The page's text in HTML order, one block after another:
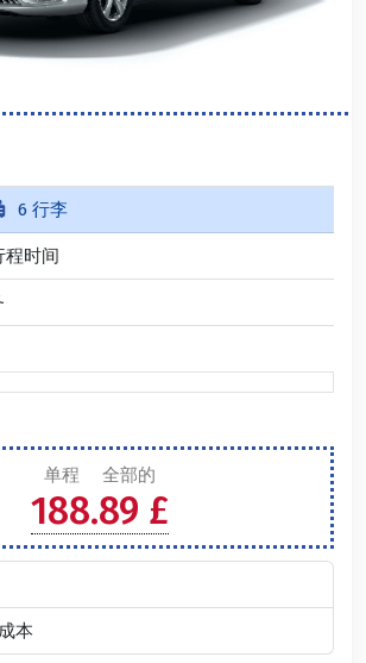
6 行李
程时间
单程 全部的
188.89 £
本